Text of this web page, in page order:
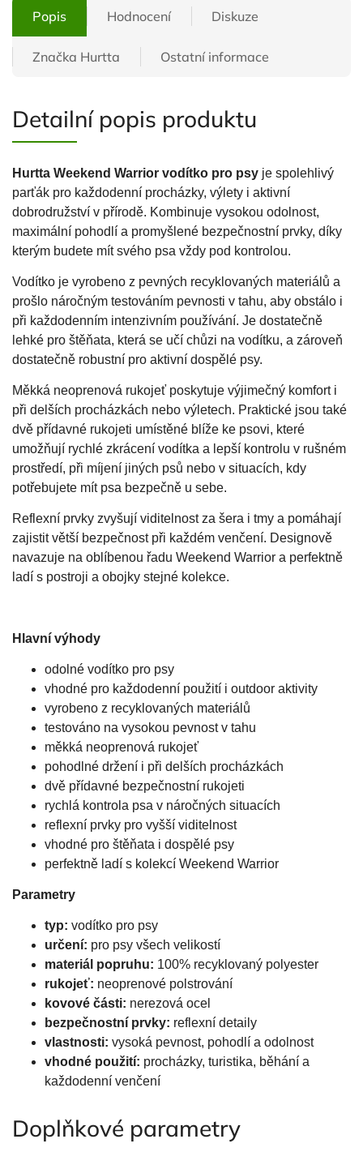
Popis Hodnocení Diskuze
Značka Hurtta Ostatní informace
Detailní popis produktu
Hurtta Weekend Warrior vodítko pro psy je spolehlivý
parťák pro každodenní procházky, výlety i aktivní
dobrodružství v přírodě. Kombinuje vysokou odolnost,
maximální pohodlí a promyšlené bezpečnostní prvky, díky
kterým budete mít svého psa vždy pod kontrolou.
Vodítko je vyrobeno z pevných recyklovaných materiálů a
prošlo náročným testováním pevnosti v tahu, aby obstálo i
při každodenním intenzivním používání. Je dostatečně
lehké pro štěňata, která se učí chůzi na vodítku, a zároveň
dostatečně robustní pro aktivní dospělé psy.
Měkká neoprenová rukojeť poskytuje výjimečný komfort i
při delších procházkách nebo výletech. Praktické jsou také
dvě přídavné rukojeti umístěné blíže ke psovi, které
umožňují rychlé zkrácení vodítka a lepší kontrolu v rušném
prostředí, při míjení jiných psů nebo v situacích, kdy
potřebujete mít psa bezpečně u sebe.
Reflexní prvky zvyšují viditelnost za šera i tmy a pomáhají
zajistit větší bezpečnost při každém venčení. Designově
navazuje na oblíbenou řadu Weekend Warrior a perfektně
ladí s postroji a obojky stejné kolekce.
Hlavní výhody
odolné vodítko pro psy
vhodné pro každodenní použití i outdoor aktivity
vyrobeno z recyklovaných materiálů
testováno na vysokou pevnost v tahu
měkká neoprenová rukojeť
pohodlné držení i při delších procházkách
dvě přídavné bezpečnostní rukojeti
rychlá kontrola psa v náročných situacích
reflexní prvky pro vyšší viditelnost
vhodné pro štěňata i dospělé psy
perfektně ladí s kolekcí Weekend Warrior
Parametry
typ: vodítko pro psy
určení: pro psy všech velikostí
materiál popruhu: 100% recyklovaný polyester
rukojeť: neoprenové polstrování
kovové části: nerezová ocel
bezpečnostní prvky: reflexní detaily
vlastnosti: vysoká pevnost, pohodlí a odolnost
vhodné použití: procházky, turistika, běhání a
každodenní venčení
Doplňkové parametry